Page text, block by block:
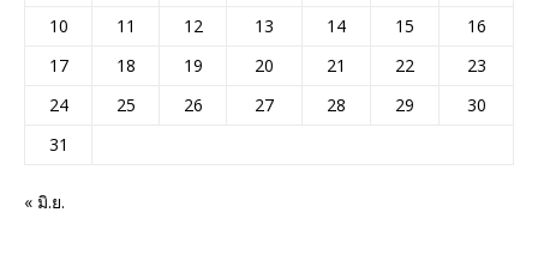
10
11 12 13 14 15
16
17
18 19 20 21 22
23
24
25 26 27 28 29
30
31
« มิ.ย.